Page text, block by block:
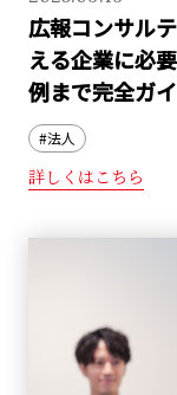
広報コンサル
える企業に必
例まで完全ガイ
#法人
詳しくはこちら